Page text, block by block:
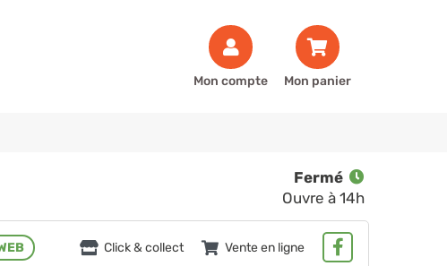
Mon compte Mon panier
Fermé
Ouvre à 14h
Click & collect Vente en ligne